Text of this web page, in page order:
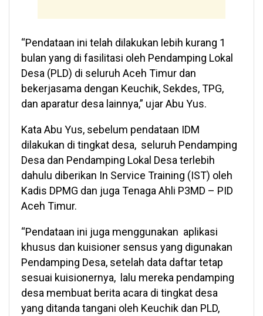
“Pendataan ini telah dilakukan lebih kurang 1
bulan yang di fasilitasi oleh Pendamping Lokal
Desa (PLD) di seluruh Aceh Timur dan
bekerjasama dengan Keuchik, Sekdes, TPG,
dan aparatur desa lainnya,” ujar Abu Yus.
Kata Abu Yus, sebelum pendataan IDM
dilakukan di tingkat desa, seluruh Pendamping
Desa dan Pendamping Lokal Desa terlebih
dahulu diberikan In Service Training (IST) oleh
Kadis DPMG dan juga Tenaga Ahli P3MD – PID
Aceh Timur.
“Pendataan ini juga menggunakan aplikasi
khusus dan kuisioner sensus yang digunakan
Pendamping Desa, setelah data daftar tetap
sesuai kuisionernya, lalu mereka pendamping
desa membuat berita acara di tingkat desa
yang ditanda tangani oleh Keuchik dan PLD,